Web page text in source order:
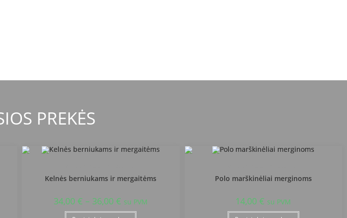
PREKĖS
Kelnės berniukams ir mergaitėms
34,00€ – 36,00€ su PVM
Polo marškinėliai merginoms
14,00€ su PVM